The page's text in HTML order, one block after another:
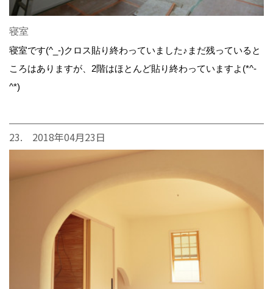
寝室
寝室です(^_-)クロス貼り終わっていました♪まだ残っていると
ころはありますが、2階はほとんど貼り終わっていますよ(*^-
^*)
23. 2018年04月23日